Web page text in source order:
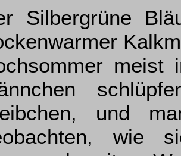
Silbergrüne
meist
und
wie